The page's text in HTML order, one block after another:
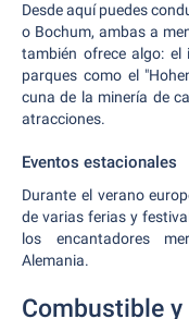
Desde aquí puedes
o Bochum, ambas a
también ofrece algo: el
parques como el
cuna de la minería de
atracciones.
Eventos estacionales
Durante el verano
de varias ferias y
los encantadores
Alemania.
Combustible